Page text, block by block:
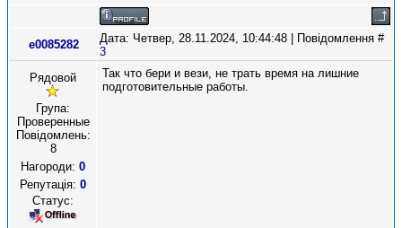
e0085282
Дата: Четвер, 28.11.2024, 10:44:48 | Повідомлення #
3
Рядовой
Група:
Проверенные
Повідомлень:
8
Нагороди: 0
Репутація: 0
Статус:
Так что бери и вези, не трать время на лишние
подготовительные работы.